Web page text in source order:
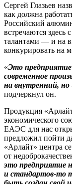
Сергей Глазьев
как должна
Российский
встречаются
талантами — и на
конкурировать на
«Это
современное
на внутренний,
подчеркнул он.
Продукция
экономического
ЕАЭС для нас
предложил пойти
«Арлайт» центра
от
это предприятие
и стандартов-то